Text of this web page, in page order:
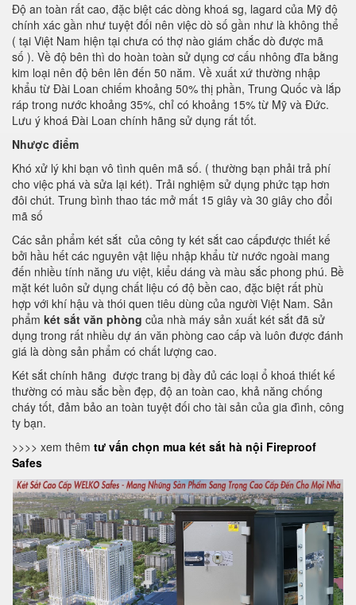
Độ an toàn rất cao, đặc biệt các dòng khoá sg, lagard của Mỹ độ
chính xác gần như tuyệt đối nên việc dò số gần như là không thể
( tại Việt Nam hiện tại chưa có thợ nào giám chắc dò được mã
số ). Về độ bên thì do hoàn toàn sử dụng cơ cấu nhông đĩa bằng
kim loại nên độ bên lên đến 50 năm. Về xuất xứ thường nhập
khẩu từ Đài Loan chiếm khoảng 50% thị phần, Trung Quốc và lắp
ráp trong nước khoảng 35%, chỉ có khoảng 15% từ Mỹ và Đức.
Lưu ý khoá Đài Loan chính hãng sử dụng rất tốt.
Nhược điểm
Khó xử lý khi bạn vô tình quên mã số. ( thường bạn phải trả phí
cho việc phá và sửa lại két). Trải nghiệm sử dụng phức tạp hơn
đôi chút. Trung bình thao tác mở mất 15 giây và 30 giây cho đổi
mã số
Các sản phẩm két sắt của công ty két sắt cao cấpđược thiết kế
bởi hầu hết các nguyên vật liệu nhập khẩu từ nước ngoài mang
đến nhiều tính năng ưu việt, kiểu dáng và màu sắc phong phú. Bề
mặt két luôn sử dụng chất liệu có độ bền cao, đặc biệt rất phù
hợp với khí hậu và thói quen tiêu dùng của người Việt Nam. Sản
phẩm két sắt văn phòng của nhà máy sản xuất két sắt đã sử
dụng trong rất nhiều dự án văn phòng cao cấp và luôn được đánh
giá là dòng sản phẩm có chất lượng cao.
Két sắt chính hãng được trang bị đầy đủ các loại ổ khoá thiết kế
thường có màu sắc bền đẹp, độ an toàn cao, khả năng chống
cháy tốt, đảm bảo an toàn tuyệt đối cho tài sản của gia đình, công
ty bạn.
>>>> xem thêm tư vấn chọn mua két sắt hà nội Fireproof
Safes